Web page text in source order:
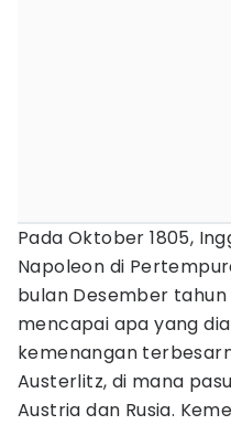
Pada Oktober 1805,
Napoleon di
bulan Desember
mencapai apa yang
kemenangan
Austerlitz, di mana
Austria dan Rusia.